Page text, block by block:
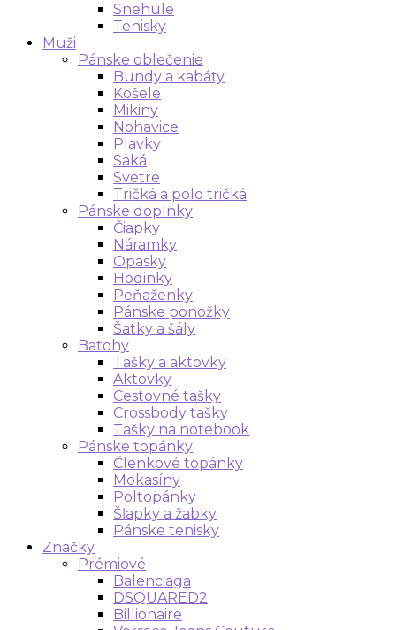
Snehule
Tenisky
Muži
Pánske oblečenie
Bundy a kabáty
Košele
Mikiny
Nohavice
Plavky
Saká
Svetre
Tričká a polo tričká
Pánske doplnky
Čiapky
Náramky
Opasky
Hodinky
Peňaženky
Pánske ponožky
Šatky a šály
Batohy
Tašky a aktovky
Aktovky
Cestovné tašky
Crossbody tašky
Tašky na notebook
Pánske topánky
Členkové topánky
Mokasíny
Poltopánky
Šľapky a žabky
Pánske tenisky
Značky
Prémiové
Balenciaga
DSQUARED2
Billionaire